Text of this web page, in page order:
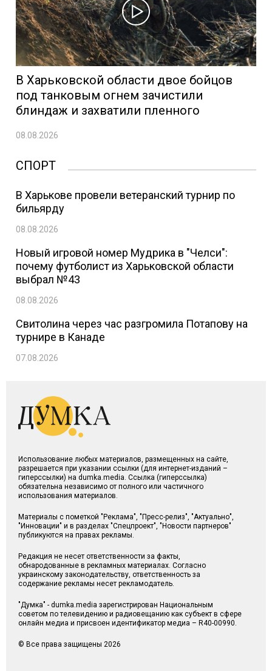
В Харьковской области двое бойцов
под танковым огнем зачистили
блиндаж и захватили пленного
08.08.2026
СПОРТ
В Харькове провели ветеранский турнир по
бильярду
08.08.2026
Новый игровой номер Мудрика в "Челси":
почему футболист из Харьковской области
выбрал №43
08.08.2026
Свитолина через час разгромила Потапову на
турнире в Канаде
07.08.2026
Использование любых материалов, размещенных на сайте,
разрешается при указании ссылки (для интернет-изданий –
гиперссылки) на dumka.media. Ссылка (гиперссылка)
обязательна независимо от полного или частичного
использования материалов.
Материалы с пометкой "Реклама", "Пресс-релиз", "Актуально",
"Инновации" и в разделах "Спецпроект", "Новости партнеров"
публикуются на правах рекламы.
Редакция не несет ответственности за факты,
обнародованные в рекламных материалах. Согласно
украинскому законодательству, ответственность за
содержание рекламы несет рекламодатель.
"Думка" - dumka.media зарегистрирован Национальным
советом по телевидению и радиовещанию как субъект в сфере
онлайн медиа и присвоен идентификатор медиа – R40-00990.
© Все права защищены 2026